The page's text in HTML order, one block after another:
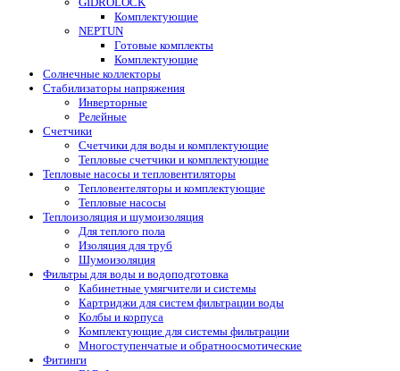
Комплектующие
NEPTUN
Готовые комплекты
Комплектующие
Солнечные коллекторы
Стабилизаторы напряжения
Инверторные
Релейные
Счетчики
Счетчики для воды и комплектующие
Тепловые счетчики и комплектующие
Тепловые насосы и тепловентиляторы
Тепловентеляторы и комплектующие
Тепловые насосы
Теплоизоляция и шумоизоляция
Для теплого пола
Изоляция для труб
Шумоизоляция
Фильтры для воды и водоподготовка
Кабинетные умягчители и системы
Картриджи для систем фильтрации воды
Колбы и корпуса
Комплектующие для системы фильтрации
Многоступенчатые и обратноосмотические
Фитинги